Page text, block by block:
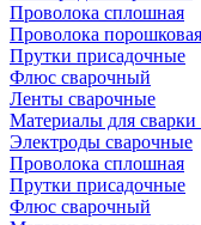
Проволока сплошная
Проволока порошковая
Прутки присадочные
Флюс сварочный
Ленты сварочные
Материалы для сварки
Электроды сварочные
Проволока сплошная
Прутки присадочные
Флюс сварочный